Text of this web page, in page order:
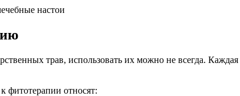
трав, использовать их можно не всегда.
фитотерапии относят: